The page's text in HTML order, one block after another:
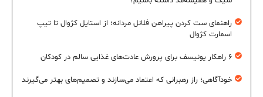
راهنمای ست کردن پیراهن فلانل مردانه؛ از استایل کژوال تا تیپ
اسمارت کژوال
۶ راهکار یونیسف برای پرورش عادت‌های غذایی سالم در کودکان
خودآگاهی؛ راز رهبرانی که اعتماد می‌سازند و تصمیم‌های بهتر می‌گیرند